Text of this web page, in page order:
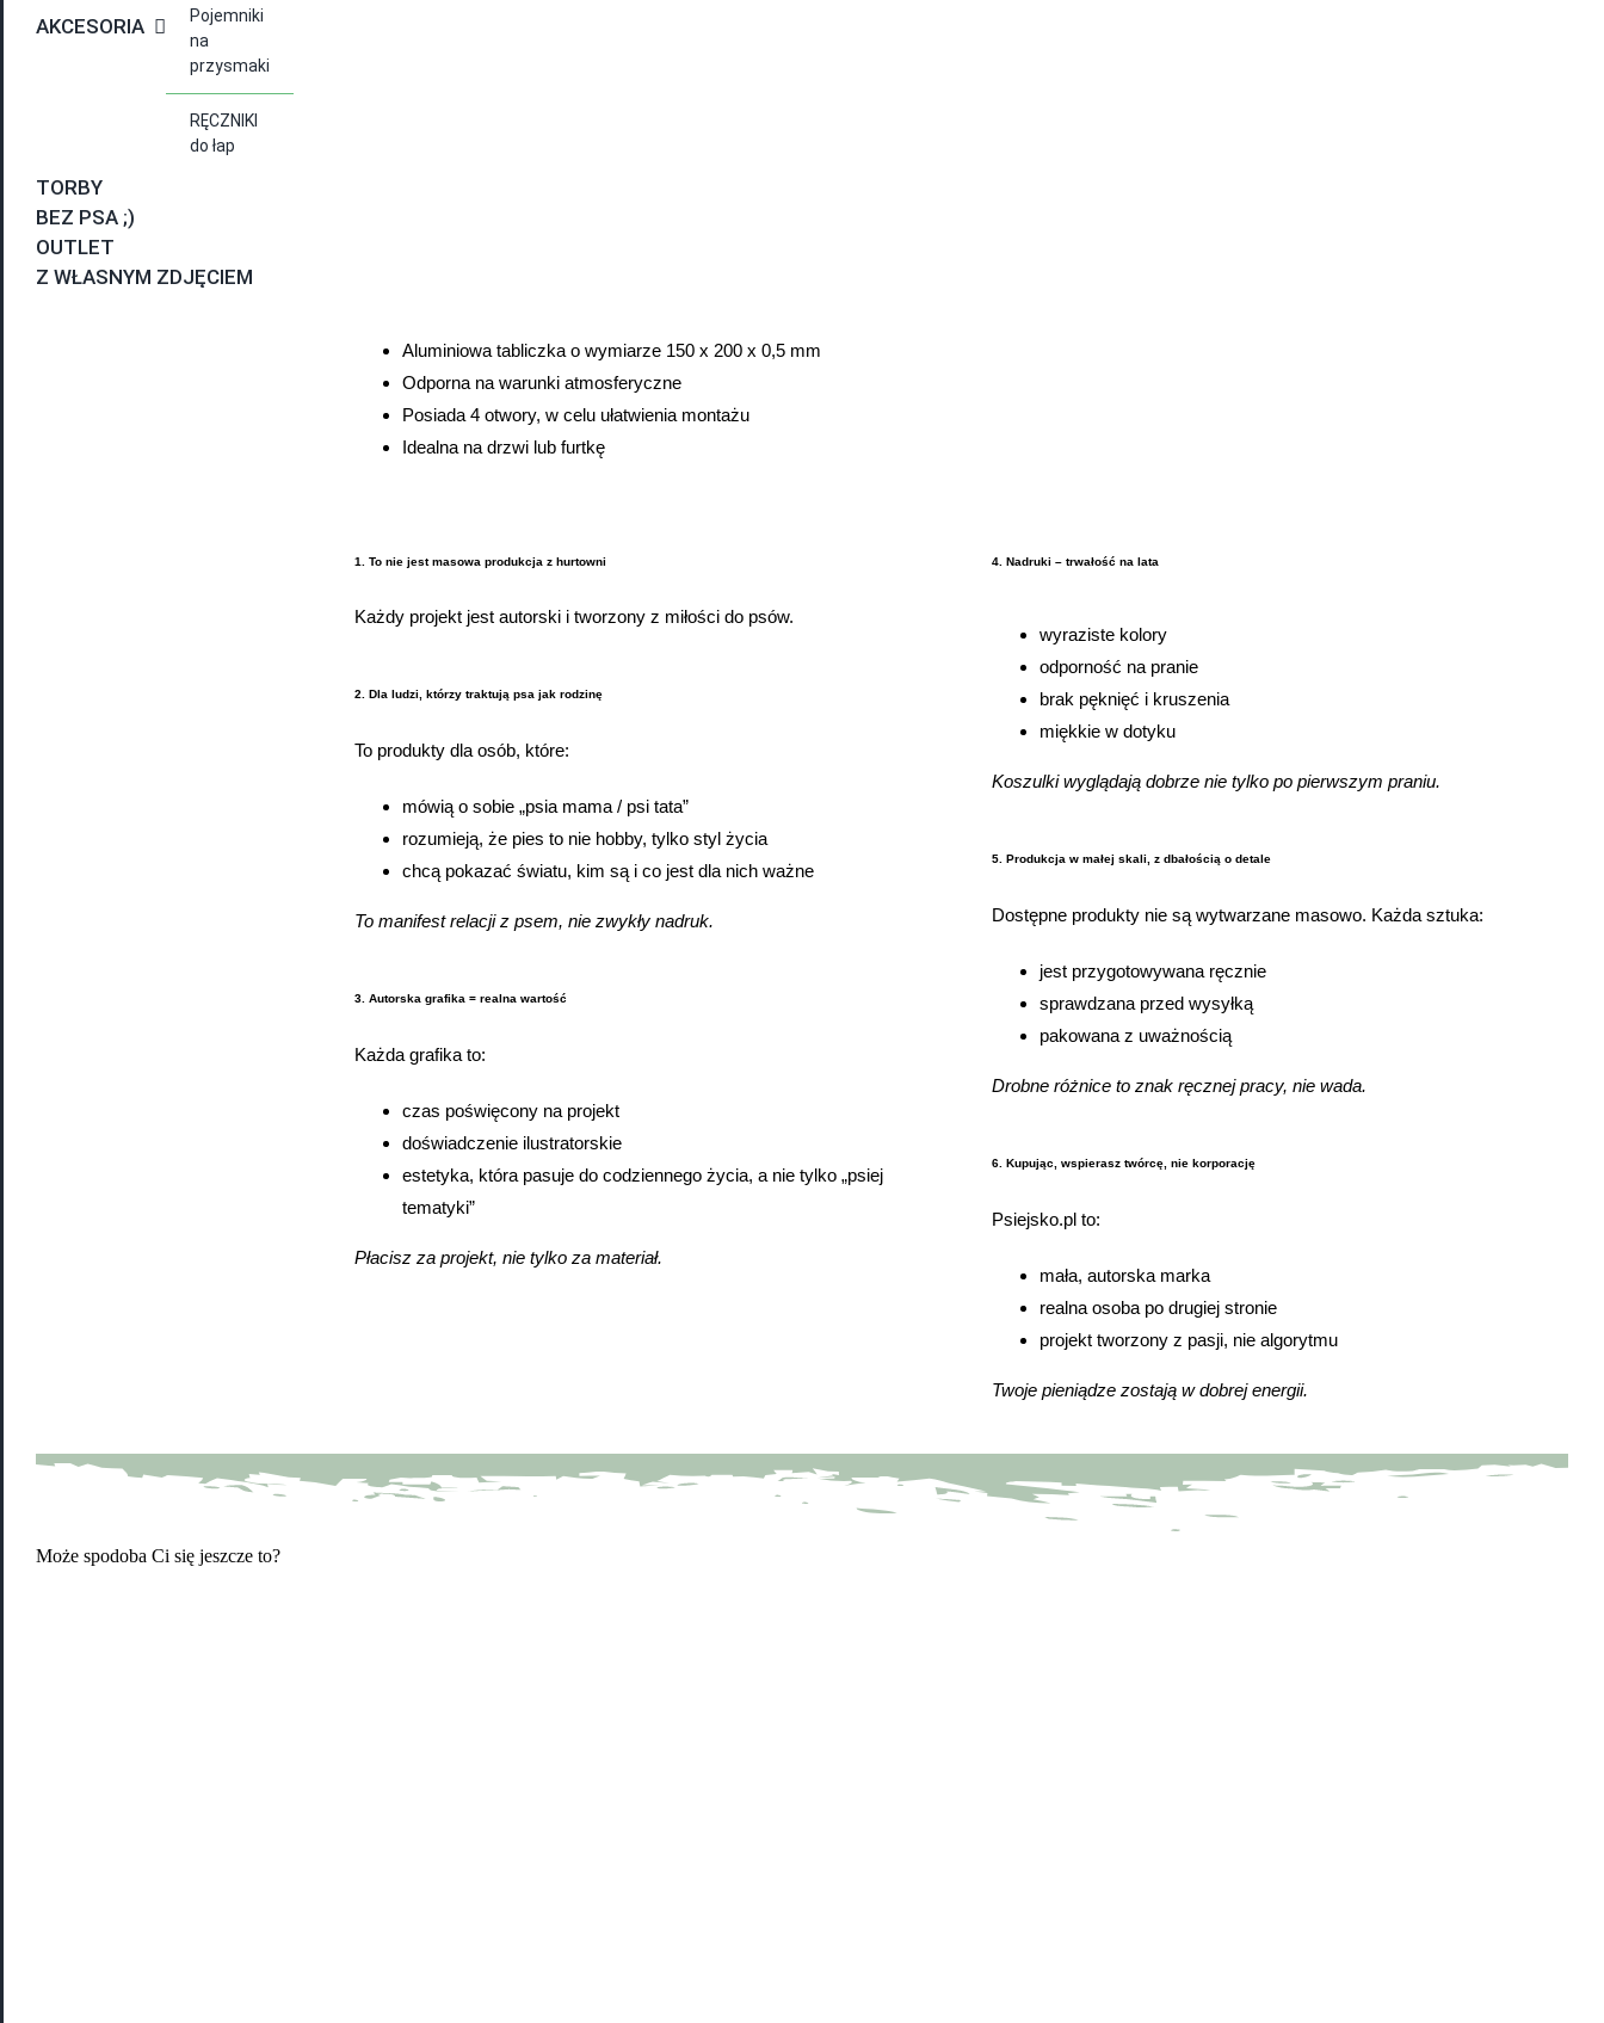
AKCESORIA
Pojemniki
na
przysmaki
RĘCZNIKI
do łap
TORBY
BEZ PSA ;)
OUTLET
Z WŁASNYM ZDJĘCIEM
Aluminiowa tabliczka o wymiarze 150 x 200 x 0,5 mm
Odporna na warunki atmosferyczne
Posiada 4 otwory, w celu ułatwienia montażu
Idealna na drzwi lub furtkę
1. To nie jest masowa produkcja z hurtowni
Każdy projekt jest autorski i tworzony z miłości do psów.
2. Dla ludzi, którzy traktują psa jak rodzinę
To produkty dla osób, które:
mówią o sobie „psia mama / psi tata”
rozumieją, że pies to nie hobby, tylko styl życia
chcą pokazać światu, kim są i co jest dla nich ważne
To manifest relacji z psem, nie zwykły nadruk.
3. Autorska grafika = realna wartość
Każda grafika to:
czas poświęcony na projekt
doświadczenie ilustratorskie
estetyka, która pasuje do codziennego życia, a nie tylko „psiej
tematyki”
Płacisz za projekt, nie tylko za materiał.
4. Nadruki – trwałość na lata
wyraziste kolory
odporność na pranie
brak pęknięć i kruszenia
miękkie w dotyku
Koszulki wyglądają dobrze nie tylko po pierwszym praniu.
5. Produkcja w małej skali, z dbałością o detale
Dostępne produkty nie są wytwarzane masowo. Każda sztuka:
jest przygotowywana ręcznie
sprawdzana przed wysyłką
pakowana z uważnością
Drobne różnice to znak ręcznej pracy, nie wada.
6. Kupując, wspierasz twórcę, nie korporację
Psiejsko.pl to:
mała, autorska marka
realna osoba po drugiej stronie
projekt tworzony z pasji, nie algorytmu
Twoje pieniądze zostają w dobrej energii.
Może spodoba Ci się jeszcze to?